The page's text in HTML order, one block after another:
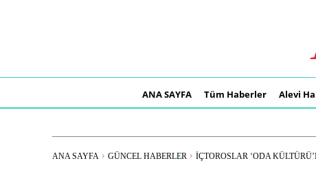
ANA SAYFA Tüm Haberler Alevi
ANA SAYFA GÜNCEL HABERLER İÇTOROSLAR ‘ODA